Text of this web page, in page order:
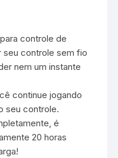
controle de
controle sem fio
nem um instante
continue jogando
seu controle.
é
20 horas